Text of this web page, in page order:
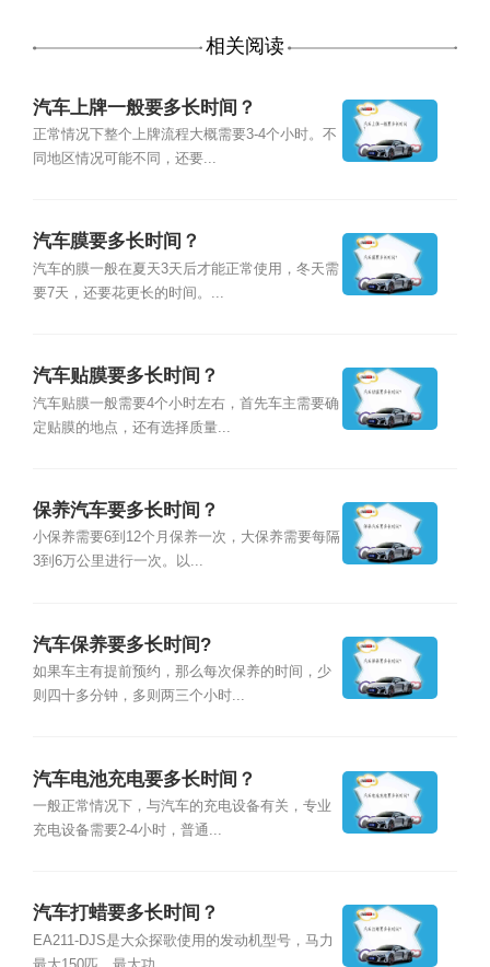
相关阅读
汽车上牌一般要多长时间？
正常情况下整个上牌流程大概需要3-4个小时。不
同地区情况可能不同，还要...
汽车膜要多长时间？
汽车的膜一般在夏天3天后才能正常使用，冬天需
要7天，还要花更长的时间。...
汽车贴膜要多长时间？
汽车贴膜一般需要4个小时左右，首先车主需要确
定贴膜的地点，还有选择质量...
保养汽车要多长时间？
小保养需要6到12个月保养一次，大保养需要每隔
3到6万公里进行一次。以...
汽车保养要多长时间?
如果车主有提前预约，那么每次保养的时间，少
则四十多分钟，多则两三个小时...
汽车电池充电要多长时间？
一般正常情况下，与汽车的充电设备有关，专业
充电设备需要2-4小时，普通...
汽车打蜡要多长时间？
EA211-DJS是大众探歌使用的发动机型号，马力